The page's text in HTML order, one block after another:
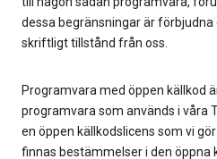
dessa begränsningar är
skriftligt tillstånd från oss.
Programvara med öppen källkod
programvara som används i våra
en öppen källkodslicens som vi
finnas bestämmelser i den öppna